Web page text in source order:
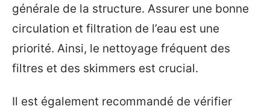
générale de la structure. Assurer une bonne
circulation et filtration de l’eau est une
priorité. Ainsi, le nettoyage fréquent des
filtres et des skimmers est crucial.
Il est également recommandé de vérifier